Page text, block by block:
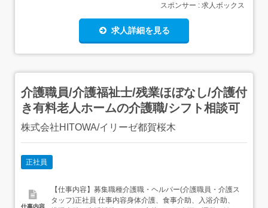
スポンサー : 求人ボックス
求人詳細を見る
介護職員/介護福祉士/残業ほぼなし/介護付
き有料老人ホームの介護職/シフト相談可
株式会社HITOWA/イリーゼ都賀桜木
正社員
仕事内容
【仕事内容】募集職種介護職・ヘルパー(介護職員・介護ス
タッフ)正社員 仕事内容身体介護、食事介助、入浴介助、